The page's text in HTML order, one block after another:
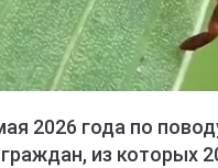
2026 года по
из которых